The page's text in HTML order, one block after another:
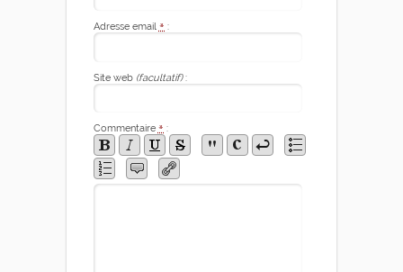
Adresse email * :
Site web (facultatif):
Commentaire * :